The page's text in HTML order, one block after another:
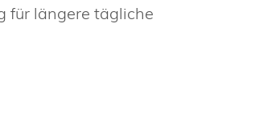
für längere tägliche